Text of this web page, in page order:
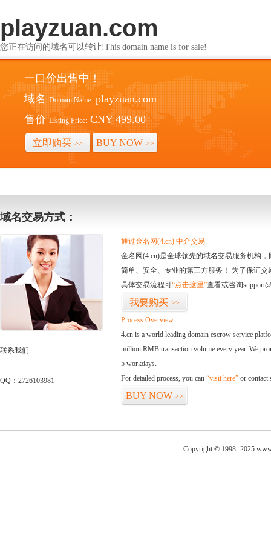
playzuan.com
您正在访问的域名可以转让!This domain name is for sale!
一口价出售中！
域名 Domain Name: playzuan.com
售价 Listing Price: CNY 499.00
立即购买 >> BUY NOW >>
域名交易方式：
联系我们
QQ：2726103981
通过金名网(4.cn) 中介交易
金名网(4.cn)是全球领先的域名交易服务机构
简单、安全、专业的第三方服务！ 为了保证
具体交易流程可“点击这里”查看或咨询
我要购买 >>
Process Overview:
4.cn is a world leading domain escrow service
million RMB transaction volume every year. We
5 workdays.
For detailed process, you can “visit here” or contact
BUY NOW >>
Copyright © 1998 -2025